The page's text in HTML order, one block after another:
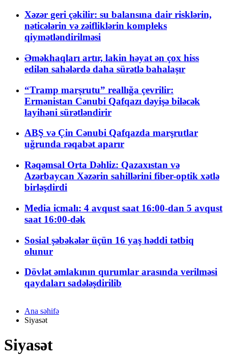
Xəzər geri çəkilir: su balansına dair risklərin,
nəticələrin və zəifliklərin kompleks
qiymətləndirilməsi
Əməkhaqları artır, lakin həyat ən çox hiss
edilən sahələrdə daha sürətlə bahalaşır
“Tramp marşrutu” reallığa çevrilir:
Ermənistan Cənubi Qafqazı dəyişə biləcək
layihəni sürətləndirir
ABŞ və Çin Cənubi Qafqazda marşrutlar
uğrunda rəqabət aparır
Rəqəmsal Orta Dəhliz: Qazaxıstan və
Azərbaycan Xəzərin sahillərini fiber-optik xətlə
birləşdirdi
Media icmalı: 4 avqust saat 16:00-dan 5 avqust
saat 16:00-dək
Sosial şəbəkələr üçün 16 yaş həddi tətbiq
olunur
Dövlət əmlakının qurumlar arasında verilməsi
qaydaları sadələşdirilib
Ana səhifə
Siyasət
Siyasət